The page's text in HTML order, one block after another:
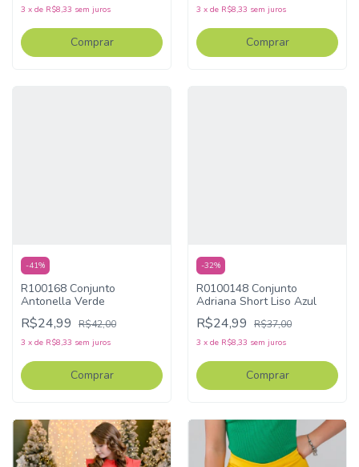
3 x de R$8,33 sem juros
Comprar
3 x de R$8,33 sem juros
Comprar
-41%
R100168 Conjunto
Antonella Verde
R$24,99 R$42,00
3 x de R$8,33 sem juros
Comprar
-32%
R0100148 Conjunto
Adriana Short Liso Azul
R$24,99 R$37,00
3 x de R$8,33 sem juros
Comprar